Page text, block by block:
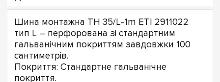
Шина монтажна ТН 35/L-1m ETI 2911022
тип L – перфорована зі стандартним
гальванічним покриттям завдовжки 100
сантиметрів.
Покриття: Стандартне гальванічне
покриття.